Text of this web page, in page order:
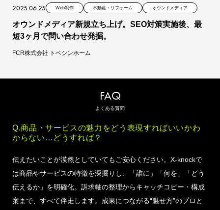
2025.06.25 Web制作 不動産・リフォーム オウンドメディア
オウンドメディア新規立ち上げ。SEO対策実施後、最
短3ヶ月で問い合わせ発掘。
FCR株式会社 トベシンホーム
FAQ
よくある質問
Q.商品・サービスの魅力をどう表現すればいいかわ
からない…どうすれば？
伝えたいことが漠然としていてもご安心ください。X-knockで
は商品やサービスの特徴を深掘りし、「誰に」「何を」「どう
伝えるか」を明確化。訴求軸の整理からキャッチコピー・構成
案まで、すべて伴走します。成果につながる“魅せ方”のプロと